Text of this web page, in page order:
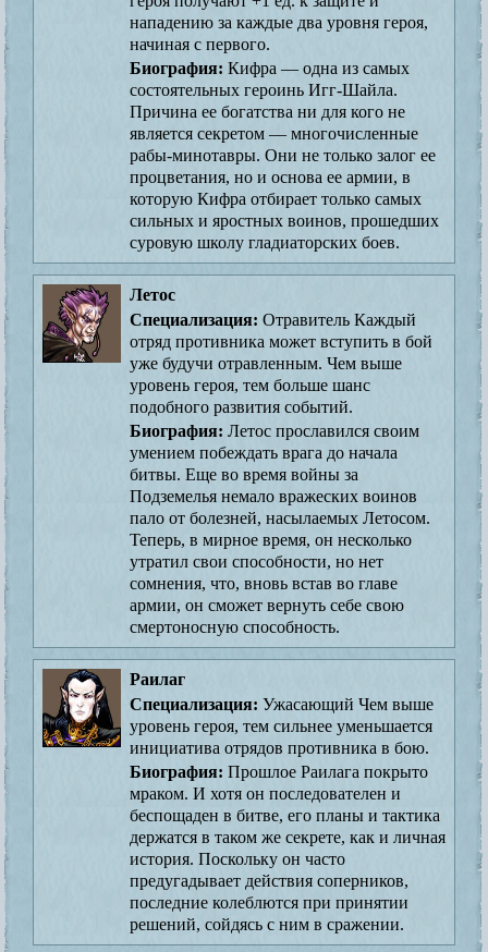
нападению за каждые два уровня героя,
начиная с первого.
Биография: Кифра — одна из самых
состоятельных героинь Игг-Шайла.
Причина ее богатства ни для кого не
является секретом — многочисленные
рабы-минотавры. Они не только залог ее
процветания, но и основа ее армии, в
которую Кифра отбирает только самых
сильных и яростных воинов, прошедших
суровую школу гладиаторских боев.
Летос
Специализация: Отравитель Каждый
отряд противника может вступить в бой
уже будучи отравленным. Чем выше
уровень героя, тем больше шанс
подобного развития событий.
Биография: Летос прославился своим
умением побеждать врага до начала
битвы. Еще во время войны за
Подземелья немало вражеских воинов
пало от болезней, насылаемых Летосом.
Теперь, в мирное время, он несколько
утратил свои способности, но нет
сомнения, что, вновь встав во главе
армии, он сможет вернуть себе свою
смертоносную способность.
Раилаг
Специализация: Ужасающий Чем выше
уровень героя, тем сильнее уменьшается
инициатива отрядов противника в бою.
Биография: Прошлое Раилага покрыто
мраком. И хотя он последователен и
беспощаден в битве, его планы и тактика
держатся в таком же секрете, как и личная
история. Поскольку он часто
предугадывает действия соперников,
последние колеблются при принятии
решений, сойдясь с ним в сражении.